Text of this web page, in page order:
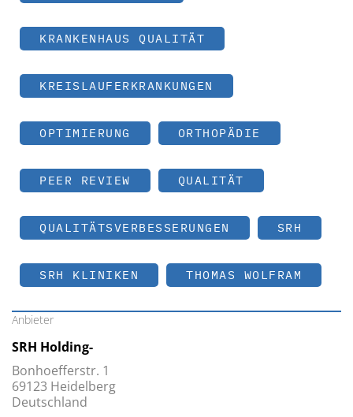
KRANKENHAUS QUALITÄT
KREISLAUFERKRANKUNGEN
OPTIMIERUNG ORTHOPÄDIE
PEER REVIEW QUALITÄT
QUALITÄTSVERBESSERUNGEN SRH
SRH KLINIKEN THOMAS WOLFRAM
Anbieter
SRH Holding-
Bonhoefferstr. 1
69123 Heidelberg
Deutschland